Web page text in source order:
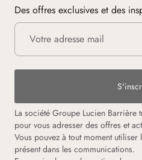
Des offres exclusives et des
La société Groupe Lucien Barrière
pour vous adresser des offres et
Vous pouvez à tout moment
présent dans les communications.